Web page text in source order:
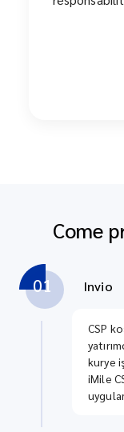
Come
01 Invio
CSP
kurye
iMile